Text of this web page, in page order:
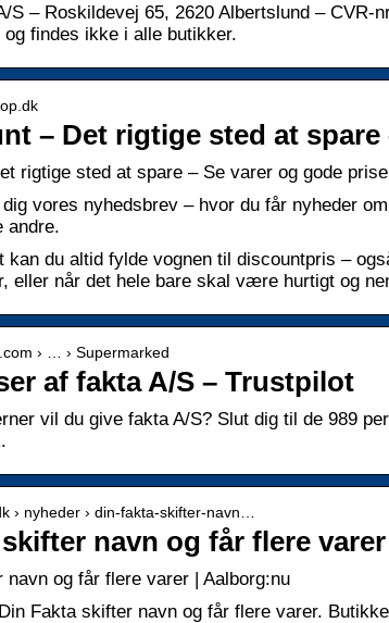
S – Roskildevej 65, 2620 Albertslund – CVR-
findes ikke i alle butikker.
– Det rigtige sted at
rigtige sted at spare – Se varer og gode
vores nyhedsbrev – hvor du får nyheder
andre.
kan du altid fylde vognen til discountpris –
eller når det hele bare skal være hurtigt og
› … › Supermarked
af fakta A/S – Trustpilot
vil du give fakta A/S? Slut dig til de 989
› nyheder › din-fakta-skifter-navn…
navn og får flere
navn og får flere varer | Aalborg:nu
Fakta skifter navn og får flere varer.